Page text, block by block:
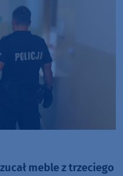
meble z trzeciego